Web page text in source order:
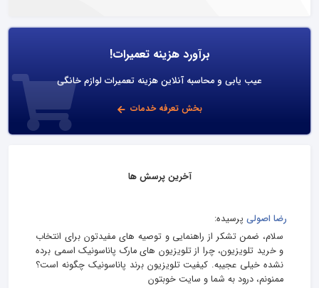
برآورد هزینه تعمیرات!
عیب یابی و محاسبه آنلاین هزینه تعمیرات لوازم خانگی
بخش تعرفه خدمات
آخرین پرسش ها
رضا اصولی پرسیده:
سلام، ضمن تشکر از راهنمایی و توصیه های مفیدتون برای انتخاب
و خرید تلویزیون، چرا از تلویزیون های مارک پاناسونیک اسمی برده
نشده خیلی عجیبه. کیفیت تلویزیون برند پاناسونیک چگونه است؟
ممنونم، درود به شما و سایت خوبتون